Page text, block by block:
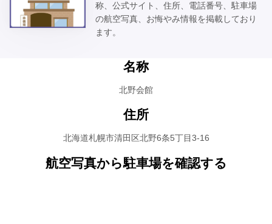
称、公式サイト、住所、電話番号、駐車場
の航空写真、お悔やみ情報を掲載しており
ます。
名称
北野会館
住所
北海道札幌市清田区北野6条5丁目3-16
航空写真から駐車場を確認する